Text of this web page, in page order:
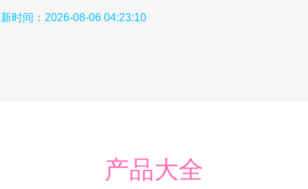
时间：2026-08-06 04:23:10
产品大全